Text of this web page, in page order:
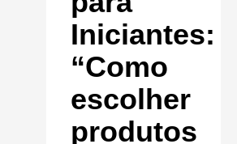
Saiba mais »
Iniciantes:
“Como
escolher
produtos